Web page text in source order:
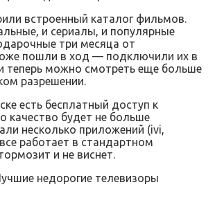
встроенный каталог фильмов.
и сериалы, и популярные
три месяца от
пошли в ход — подключили их в
теперь можно смотреть еще больше
разрешении.
есть бесплатный доступ к
качество будет не больше
несколько приложений (ivi,
работает в стандартном
и не виснет.
недорогие телевизоры